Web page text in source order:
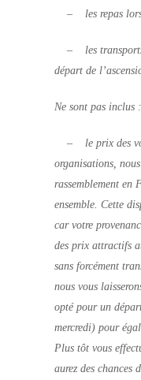
– les repas lors
– les transports
départ de
Ne sont pas inclus :
– le prix des
organisations,
rassemblement en
ensemble. Cette
car votre
des prix attractifs
sans forcément
nous vous
opté pour un
mercredi) pour
Plus tôt vous
aurez des chances